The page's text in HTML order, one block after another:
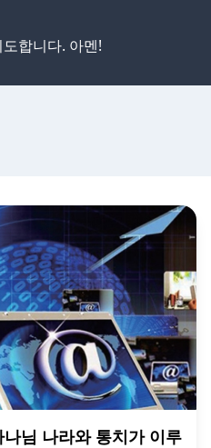
합니다. 아멘!
님 나라와 통치가 이루